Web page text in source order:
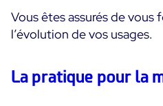
Choisir une solution de
Supervision au-delà de
Vous êtes assurés de
l’évolution de vos usages.
La pratique pour la